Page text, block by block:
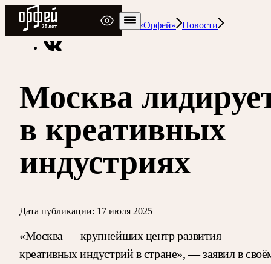
Радио Орфей
Радио классической музыки «Орфей»
Новости
Москва
в креативных
индустриях
Дата публикации: 17 июля 2025
«Москва — крупнейших центр развития
креативных индустрий в стране», — заявил в